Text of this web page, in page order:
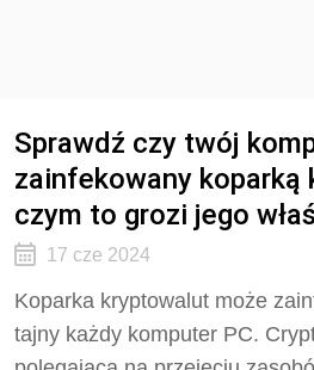
Sprawdź czy twój
zainfekowany koparką
czym to grozi jego
17 cze 2024
Koparka kryptowalut może
tajny każdy komputer PC.